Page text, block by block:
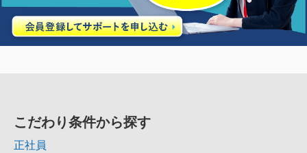
こだわり条件から探す
正社員